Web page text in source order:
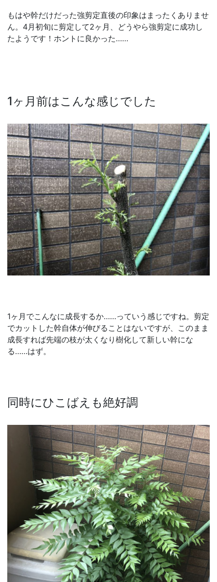
もはや幹だけだった強剪定直後の印象はまったくありませ
ん。4月初旬に剪定して2ヶ月、どうやら強剪定に成功し
たようです！ホントに良かった……
1ヶ月前はこんな感じでした
1ヶ月でこんなに成長するか……っていう感じですね。剪定
でカットした幹自体が伸びることはないですが、このまま
成長すれば先端の枝が太くなり樹化して新しい幹にな
る……はず。
同時にひこばえも絶好調